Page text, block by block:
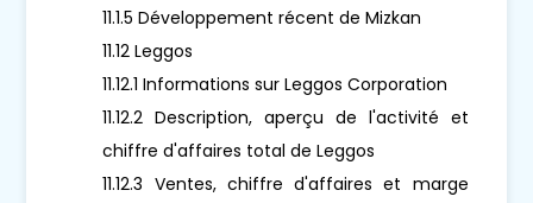
11.1.5 Développement récent de Mizkan
11.12 Leggos
11.12.1 Informations sur Leggos Corporation
11.12.2 Description, aperçu de l'activité et
chiffre d'affaires total de Leggos
11.12.3 Ventes, chiffre d'affaires et marge